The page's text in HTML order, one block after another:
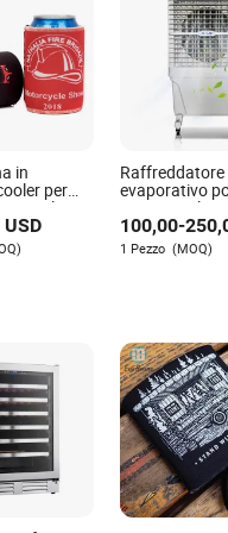
delle borse e delle
valutazione
e dei processi di
alla sostenibilità,
attraverso i suoi
in
per
cooler
USD
Raffreddatore
evaporativo
Water Cool
100,00-
1 Pezzo (MOQ)